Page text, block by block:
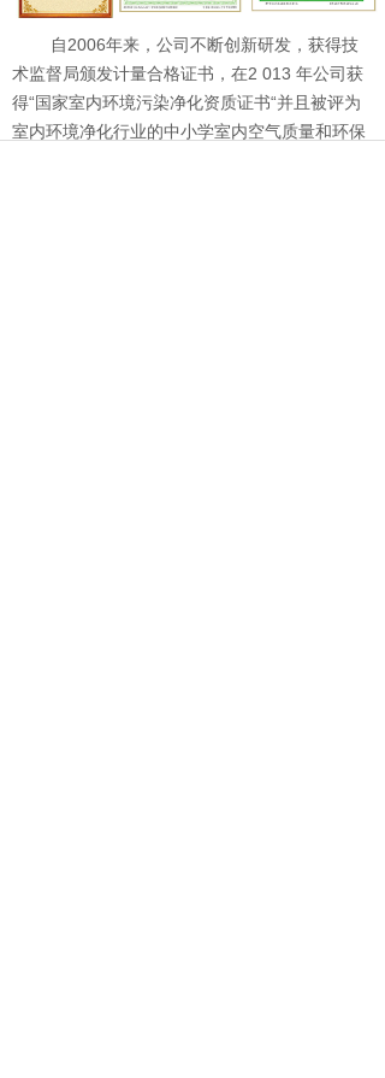
自2006年来，公司不断创新研发，获得技
术监督局颁发计量合格证书，在2 013 年公司获
得“国家室内环境污染净化资质证书“并且被评为
室内环境净化行业的中小学室内空气质量和环保